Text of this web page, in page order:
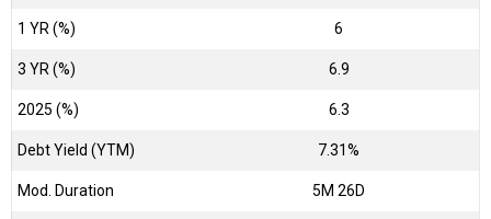
1 YR (%) 6
3 YR (%) 6.9
2025 (%) 6.3
Debt Yield (YTM) 7.31%
Mod. Duration 5M 26D